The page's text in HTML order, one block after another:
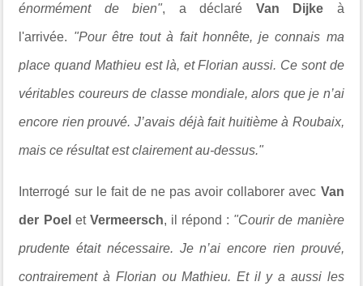
énormément de bien", a déclaré Van Dijke à
l'arrivée. "Pour être tout à fait honnête, je connais ma
place quand Mathieu est là, et Florian aussi. Ce sont de
véritables coureurs de classe mondiale, alors que je n’ai
encore rien prouvé. J’avais déjà fait huitième à Roubaix,
mais ce résultat est clairement au-dessus."
Interrogé sur le fait de ne pas avoir collaborer avec Van
der Poel et Vermeersch, il répond : "Courir de manière
prudente était nécessaire. Je n’ai encore rien prouvé,
contrairement à Florian ou Mathieu. Et il y a aussi les